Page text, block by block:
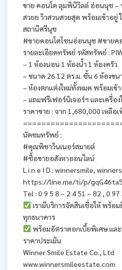
ขาย คอนโด ลุมพินีวิลล์ อ่อนนุช –
สวยย วิวสวนสวยสุด พร้อมเข้าอยู่
สถานีศรีนุช
#ขายคอนโดโซนอ่อนนุช #ขายค
รายละเอียดทรัพย์ รหัสทรัพย์ :
– 1 ห้องนอน 1 ห้องน้ำ 1 ห้องครัว
– ขนาด 26.12 ตร.ม. ชั้น 6 ห้องข
– ห้องตกแต่งใหม่ทั้งหมด พร้อมเข้
– แถมฟรีเฟอร์นิเจอร์ฯ และเครื่อ
ราคาขาย : จาก 1,680,000 เหลือ
นัดชมทรัพย์ :
#คุณพิชาวินเนอร์สมายล์
#ซื้อขายอสังหาออนไลน์
L i n e I D : winnersmile,
https://line.me/ti/p/
Tel : 0 9 5 8 – 2 4 51 – 82 , 0
เรามีบริการจัดสินเชื่อให้ พร้อ
ทุกธนาคาร
พร้อมอัตราดอกเบี้ยพิเศษ และ
ราคาประเมิน
Winner Smile Estate Co., Ltd
www.winnersmileestate.com